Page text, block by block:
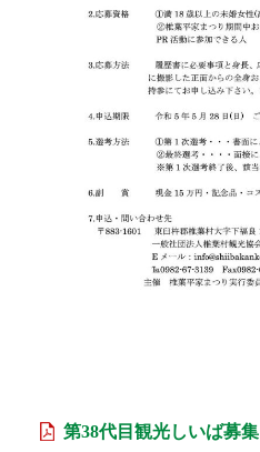
第38代目観光しいば募集